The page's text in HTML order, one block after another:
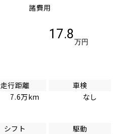
諸費用
17.8
万円
走行距離
7.6万km
車検
なし
シフト
駆動